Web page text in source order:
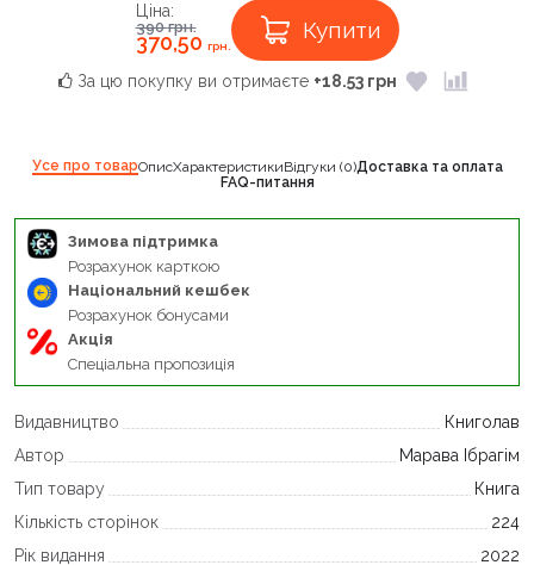
Ціна:
390грн.
370,50 грн.
Купити
За цю покупку ви отримаєте +18.53 грн
Усе про товарОписХарактеристикиВідгуки (0)Доставка та оплата
FAQ-питання
Зимова підтримка
Розрахунок карткою
Національний кешбек
Розрахунок бонусами
Акція
Спеціальна пропозиція
Видавництво
Книголав
Автор
Марава Ібрагім
Тип товару
Книга
Кількість сторінок
224
Рік видання
2022